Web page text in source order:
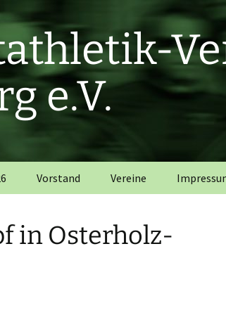
e.V.
Vorstand Vereine
in Osterholz-